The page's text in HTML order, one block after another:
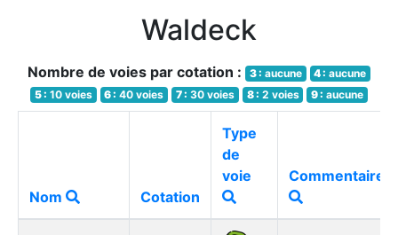
Waldeck
Nombre de voies par cotation : 3 : aucune 4 : aucune
5 : 10 voies 6 : 40 voies 7 : 30 voies 8 : 2 voies 9 : aucune
Nom Cotation
Type
de
voie
Commentaires